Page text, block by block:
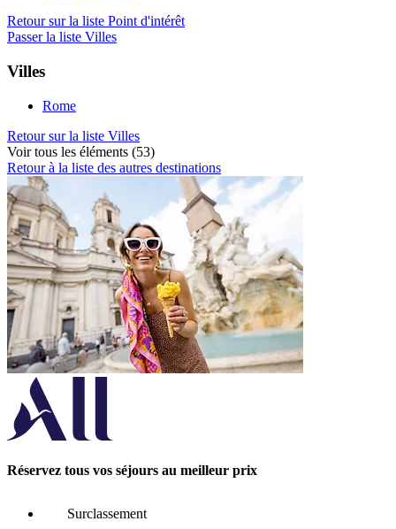
Retour sur la liste Point d'intérêt
Passer la liste Villes
Villes
Rome
Retour sur la liste Villes
Voir tous les éléments (53)
Retour à la liste des autres destinations
Réservez tous vos séjours au meilleur prix
Surclassement